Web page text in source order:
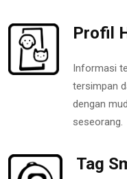
Profil
Informasi
tersimpan
dengan
seseorang.
Tag